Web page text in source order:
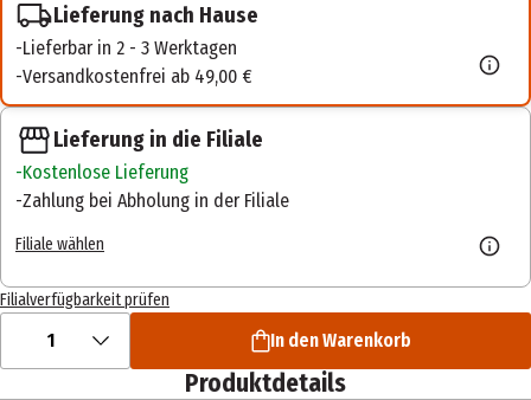
Lieferung nach Hause
Lieferbar in 2 - 3 Werktagen
Versandkostenfrei ab 49,00 €
Lieferung in die Filiale
Kostenlose Lieferung
Zahlung bei Abholung in der Filiale
Filiale wählen
Filialverfügbarkeit prüfen
1 In den Warenkorb
Produktdetails